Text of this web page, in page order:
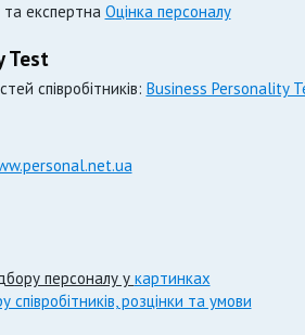
та експертна Оцінка персоналу
Test
співробітників: Business Personality
персоналу у картинках
розцінки та умови